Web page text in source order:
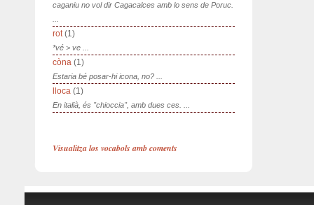
caganiu no vol dir Cagacalces amb lo sens de Poruc.
rot(1)
*vé > ve ...
còna (1)
Estaria bé posar-hi icona, no? ...
lloca (1)
En italià, és "chioccia", amb dues ces. ...
Visualitza los vocabols amb coments